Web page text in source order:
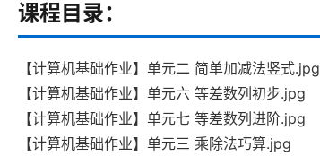
课程目录：
【计算机基础作业】单元二 简单加减法竖式.jpg
【计算机基础作业】单元六 等差数列初步.jpg
【计算机基础作业】单元七 等差数列进阶.jpg
【计算机基础作业】单元三 乘除法巧算.jpg